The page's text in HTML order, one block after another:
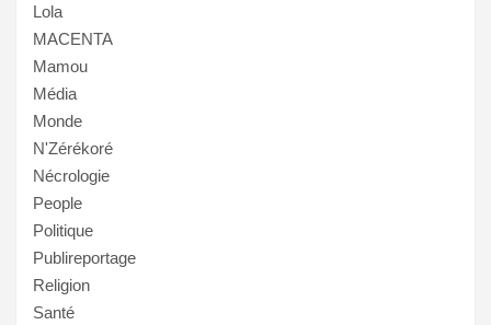
Lola
MACENTA
Mamou
Média
Monde
N'Zérékoré
Nécrologie
People
Politique
Publireportage
Religion
Santé